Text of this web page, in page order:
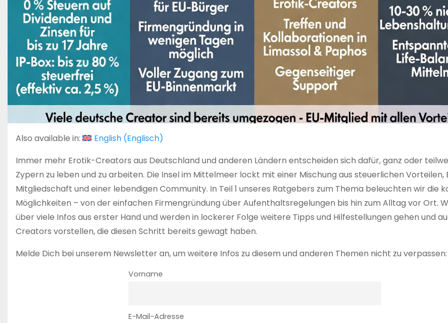
Also available in: English(Englisch)
Immer mehr Erotik-Creators aus Deutschland und anderen Ländern entscheiden sich dafür, ganz oder
Zypern zu leben und zu arbeiten. Die Insel im Mittelmeer lockt mit einer Mischung aus steuerlichen Vorteilen,
Mitgliedschaft und einer lebendigen Community. In Teil 1 unseres Ratgebers zum Thema beleuchten wir die
Möglichkeiten – von der einfachen Firmengründung über Aufenthaltsregelungen bis hin zum Alltag vor Ort.
über viele Infos aus erster Hand und werden in lockerer Folge weitere Tipps und Hilfestellungen gehen und
Creators vorstellen, die diesen Schritt bereits gewagt haben.
Melde Dich bei unserem Newsletter an, um weitere Infos zu diesem und anderen Themen nicht zu verpassen:
Vorname
E-Mail-Adresse